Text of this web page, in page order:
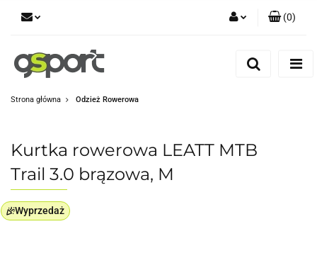
(0)
Strona główna Odzież Rowerowa
Kurtka rowerowa LEATT MTB
Trail 3.0 brązowa, M
Wyprzedaż